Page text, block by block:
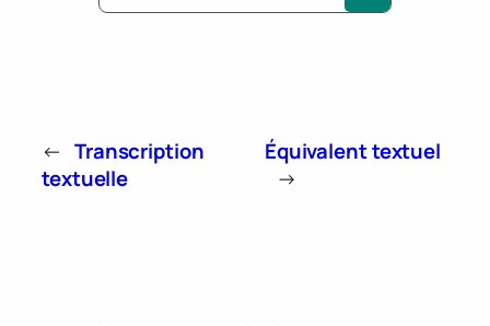
← Transcription
textuelle
Équivalent textuel
→